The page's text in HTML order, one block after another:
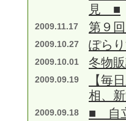
見 ■
2009.11.17 第９
2009.10.27 ぽら
2009.10.01 冬物
2009.09.19
【毎
相、
2009.09.18
■ 自